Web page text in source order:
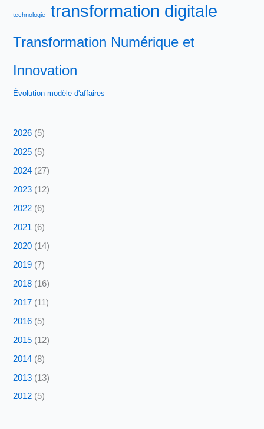
technologie transformation digitale
Transformation Numérique et
Innovation
Évolution modèle d'affaires
2026 (5)
2025 (5)
2024 (27)
2023 (12)
2022 (6)
2021 (6)
2020 (14)
2019 (7)
2018 (16)
2017 (11)
2016 (5)
2015 (12)
2014 (8)
2013 (13)
2012 (5)